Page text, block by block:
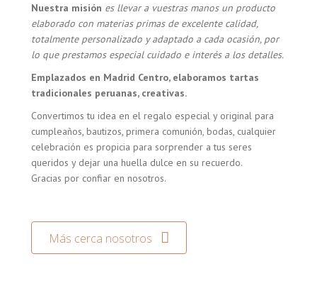
Nuestra misión es llevar a vuestras manos un producto
elaborado con materias primas de excelente calidad,
totalmente personalizado y adaptado a cada ocasión, por
lo que prestamos especial cuidado e interés a los detalles.
Emplazados en Madrid Centro, elaboramos tartas
tradicionales peruanas, creativas.
Convertimos tu idea en el regalo especial y original para
cumpleaños, bautizos, primera comunión, bodas, cualquier
celebración es propicia para sorprender a tus seres
queridos y dejar una huella dulce en su recuerdo.
Gracias por confiar en nosotros.
Más cerca nosotros